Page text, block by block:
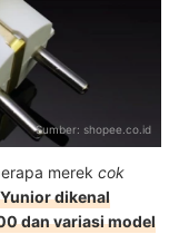
Sumber: shopee.co.id
merek cok
Yunior dikenal
dan variasi model